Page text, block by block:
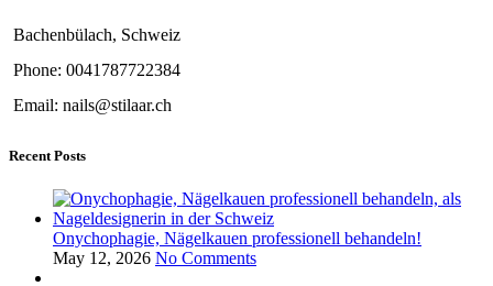
Bachenbülach, Schweiz
Phone: 0041787722384
Email: nails@stilaar.ch
Recent Posts
Onychophagie, Nägelkauen professionell behandeln!
May 12, 2026 No Comments